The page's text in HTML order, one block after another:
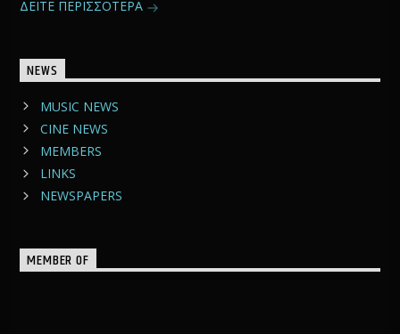
ΔΕΙΤΕ ΠΕΡΙΣΣΟΤΕΡΑ
NEWS
MUSIC NEWS
CINE NEWS
MEMBERS
LINKS
NEWSPAPERS
MEMBER OF